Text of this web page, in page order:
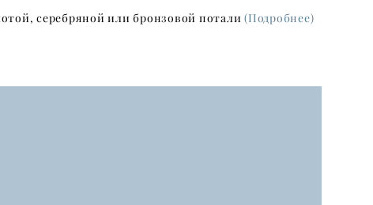
серебряной или бронзовой потали(Подробнее)